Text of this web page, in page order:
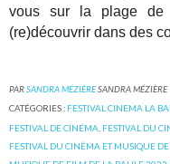
vous sur la plage
(re)découvrir dans des
PARSANDRA MÉZIÈRESANDRA MÉZIÈRE
CATÉGORIES : FESTIVAL CINEMA LA
FESTIVAL DE CINÉMA FESTIVAL DU
FESTIVAL DU CINÉMA ET MUSIQUE